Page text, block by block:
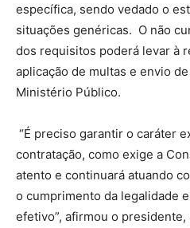
específica, sendo vedado o
situações genéricas. O não
dos requisitos poderá levar à
aplicação de multas e envio
Ministério Público.
“É preciso garantir o caráter
contratação, como exige a
atento e continuará atuando
o cumprimento da legalidade
efetivo”, afirmou o presidente,